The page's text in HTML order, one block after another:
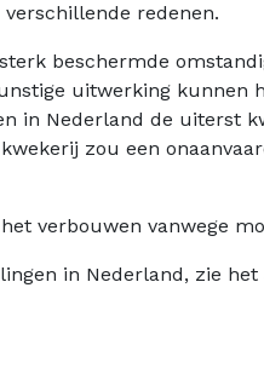
redenen.
beschermde
uitwerking kunnen
in Nederland de uiterst
zou een
verbouwen vanwege
in Nederland, zie